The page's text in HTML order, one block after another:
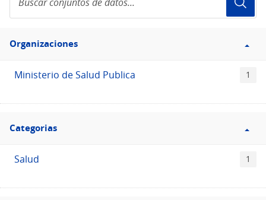
conjuntos
de
Filtro
Organizaciones
Organizaciones
Ministerio de Salud Publica 1
Filtro
Categorias
Categorias
Salud 1